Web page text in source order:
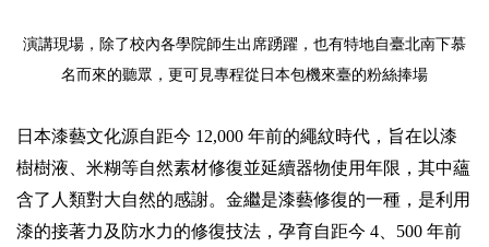
演講現場，除了校內各學院師生出席踴躍，也有特地自臺北南下慕
名而來的聽眾，更可見專程從日本包機來臺的粉絲捧場
日本漆藝文化源自距今 12,000 年前的繩紋時代，旨在以漆
樹樹液、米糊等自然素材修復並延續器物使用年限，其中蘊
含了人類對大自然的感謝。金繼是漆藝修復的一種，是利用
漆的接著力及防水力的修復技法，孕育自距今 4、500 年前